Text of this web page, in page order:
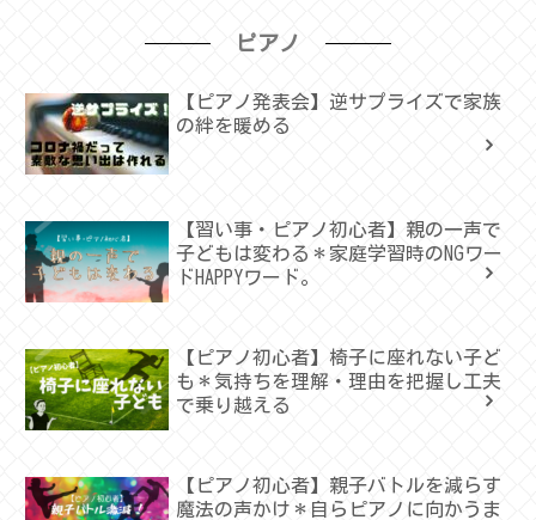
ピアノ
【ピアノ発表会】逆サプライズで家族
の絆を暖める
【習い事・ピアノ初心者】親の一声で
子どもは変わる＊家庭学習時のNGワー
ドHAPPYワード。
【ピアノ初心者】椅子に座れない子ど
も＊気持ちを理解・理由を把握し工夫
で乗り越える
【ピアノ初心者】親子バトルを減らす
魔法の声かけ＊自らピアノに向かうま